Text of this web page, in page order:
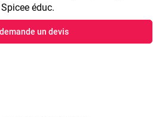
éduc.
un devis